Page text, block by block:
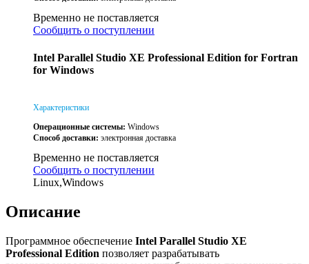
Временно не поставляется
Сообщить о поступлении
Intel Parallel Studio XE Professional Edition for Fortran
for Windows
Характеристики
Операционные системы: Windows
Способ доставки: электронная доставка
Временно не поставляется
Сообщить о поступлении
Linux,Windows
Описание
Программное обеспечение Intel Parallel Studio XE
Professional Edition позволяет разрабатывать